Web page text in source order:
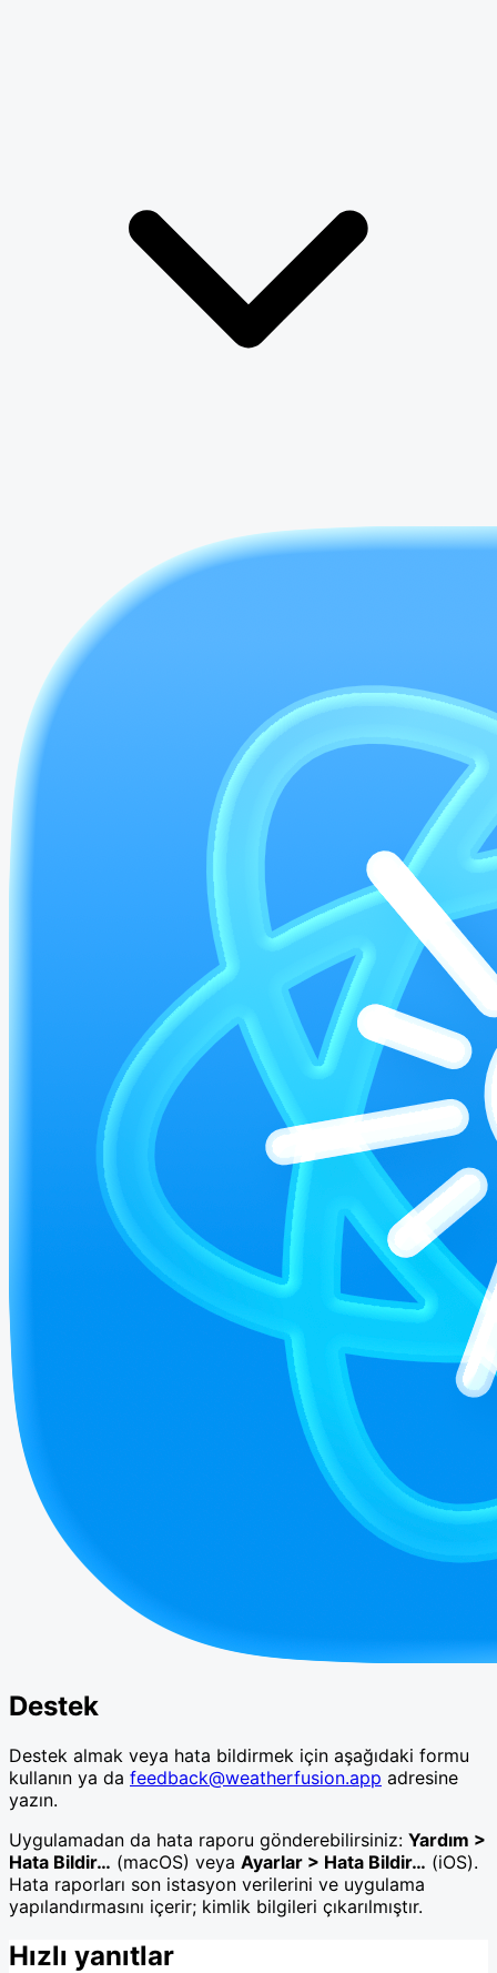
Destek
Destek almak veya hata bildirmek için aşağıdaki formu
kullanın ya da feedback@weatherfusion.app adresine
yazın.
Uygulamadan da hata raporu gönderebilirsiniz: Yardım >
Hata Bildir… (macOS) veya Ayarlar > Hata Bildir… (iOS).
Hata raporları son istasyon verilerini ve uygulama
yapılandırmasını içerir; kimlik bilgileri çıkarılmıştır.
Hızlı yanıtlar